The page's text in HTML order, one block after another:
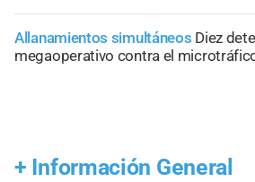
Allanamientos simultáneos Diez
megaoperativo contra el
+ Información General